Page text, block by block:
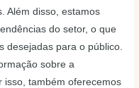
Além disso, estamos
do setor, o que
desejadas para o público.
sobre a
isso, também oferecemos